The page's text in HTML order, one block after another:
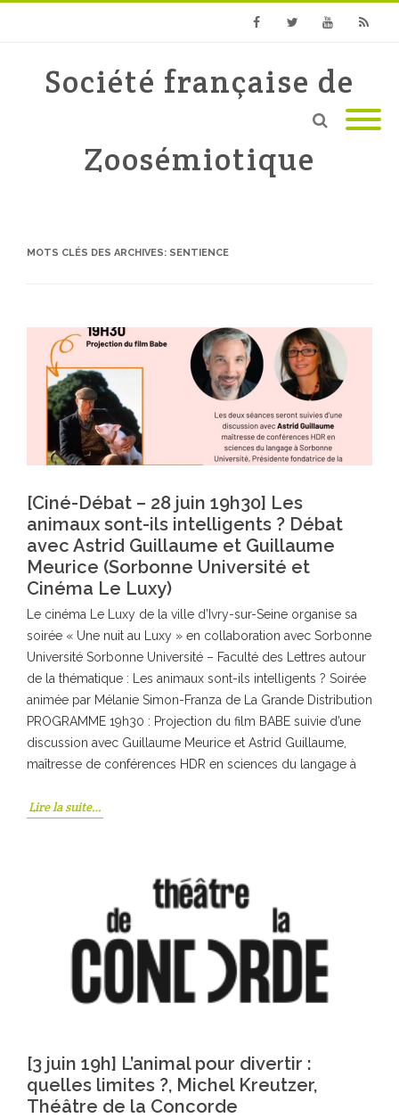
Société française de
Zoosémiotique
MOTS CLÉS DES ARCHIVES: SENTIENCE
[Ciné-Débat – 28 juin 19h30] Les
animaux sont-ils intelligents ? Débat
avec Astrid Guillaume et Guillaume
Meurice (Sorbonne Université et
Cinéma Le Luxy)
Le cinéma Le Luxy de la ville d’Ivry-sur-Seine organise sa
soirée « Une nuit au Luxy » en collaboration avec Sorbonne
Université Sorbonne Université – Faculté des Lettres autour
de la thématique : Les animaux sont-ils intelligents ? Soirée
animée par Mélanie Simon-Franza de La Grande Distribution
PROGRAMME 19h30 : Projection du film BABE suivie d’une
discussion avec Guillaume Meurice et Astrid Guillaume,
maîtresse de conférences HDR en sciences du langage à
Lire la suite…
[3 juin 19h] L’animal pour divertir :
quelles limites ?, Michel Kreutzer,
Théâtre de la Concorde